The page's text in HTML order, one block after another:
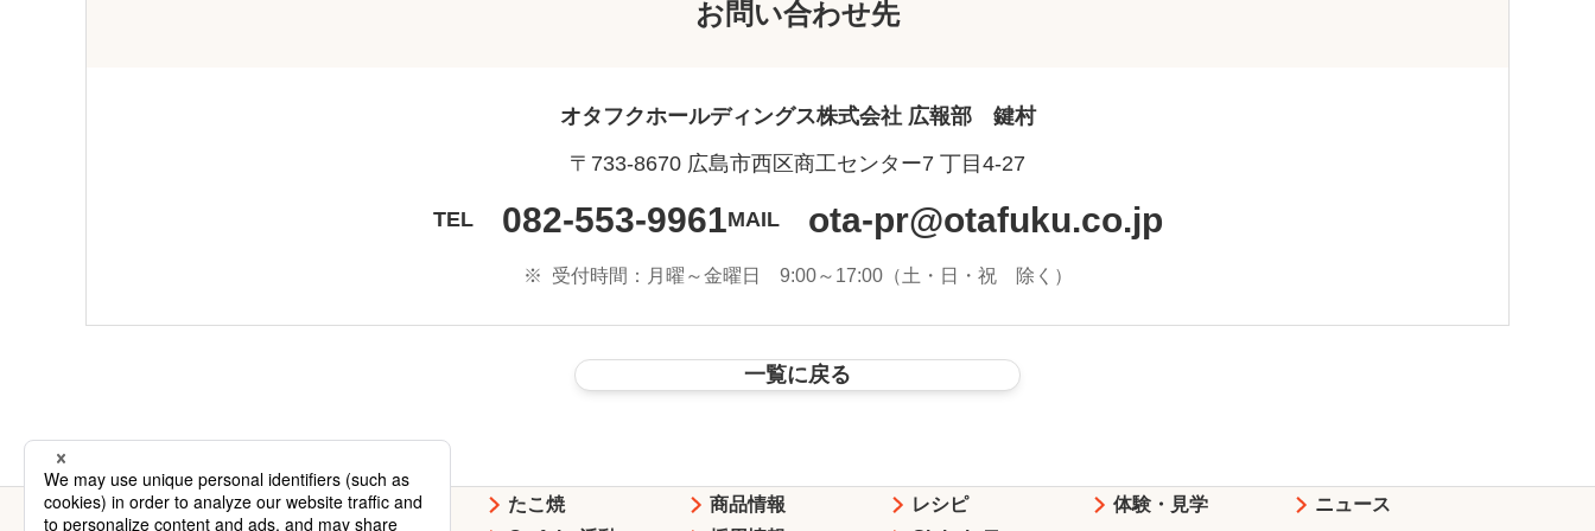
お問い合わせ先
オタフクホールディングス株式会社 広報部 鍵村
〒733-8670 広島市西区商工センター7 丁目4-27
TEL 082-553-9961MAIL ota-pr@otafuku.co.jp
※ 受付時間：月曜～金曜日 9:00～17:00（土・日・祝 除く）
一覧に戻る
お好み焼 焼そば たこ焼 商品情報 レシピ 体験・見学
ニュース